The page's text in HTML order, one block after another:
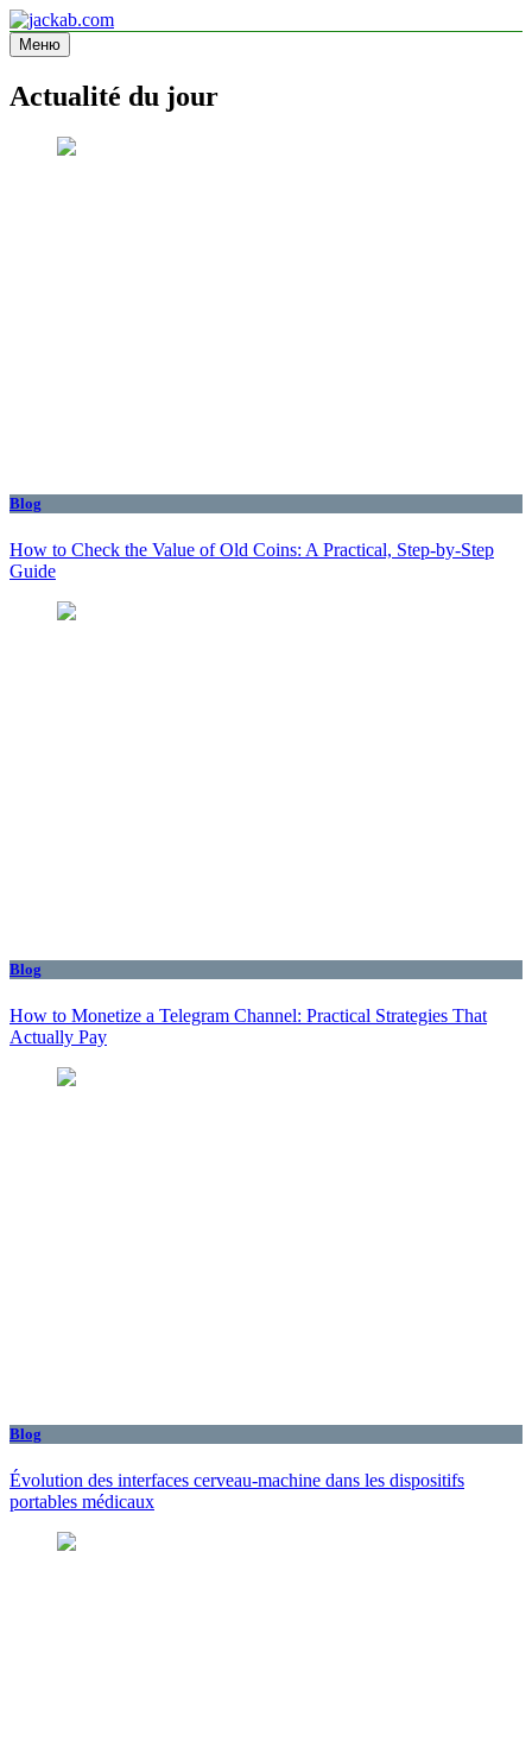
Перейти
к
содержимому
jackab.com
Site d'information
Меню
Actualité du jour
Blog
How to Check the Value of Old Coins: A Practical, Step-by-Step
Guide
Blog
How to Monetize a Telegram Channel: Practical Strategies That
Actually Pay
Blog
Évolution des interfaces cerveau-machine dans les dispositifs
portables médicaux